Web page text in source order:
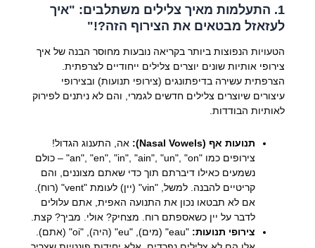
1. התעלמות מאיך צלילים משתלבים: "איך
לעזאזל מבטאים את הצירוף הזה?!"
הטעויות הנפוצות ביותר בקריאה נובעות מחוסר הבנה של איך
צירופי אותיות שונים יוצרים צלילים ייחודיים לצרפתית.
הצרפתית עשירה בדיפתונגים (צירופי תנועות) ובצירופי
עיצורים שיוצרים צלילים חדשים לגמרי, והם לא ניתנים לפירוק
לאותיות הבודדות.
תנועות אף (Nasal Vowels):
אה, התענוג הגדול!
צירופים כמו "an", "en", "in", "ain", "un", "on" – כולם
נשמעים כאילו דיברתם תוך כדי שאתם מצוננים, והם
קריטיים להבנה. למשל, "vin" (יין) לעומת "vent" (רוח).
אם לא תבטאו נכון את התנועה האפית, אתם עלולים
לדבר על יין כשאספתם רוח. מצחיק? אולי. מביך? קצת.
צירופי תנועות:
"eau" (מים), "eu" (היה), "oi" (אתם).